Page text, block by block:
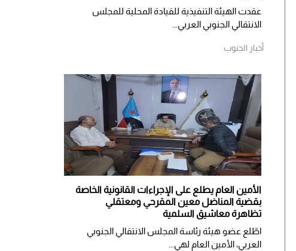
​عقدت الهيئة التنفيذية للقيادة المحلية للمجلس
الانتقالي الجنوبي العربي...
أخبار الجنوب
الأمين العام يطلع على الإجراءات القانونية الخاصة
بقضية المناضل معين المقرحي ومعتقلي
تظاهرة معاشيق السلمية
اطّلع عضو هيئة رئاسة المجلس الانتقالي الجنوبي
العربي، الأمين العام لهي...